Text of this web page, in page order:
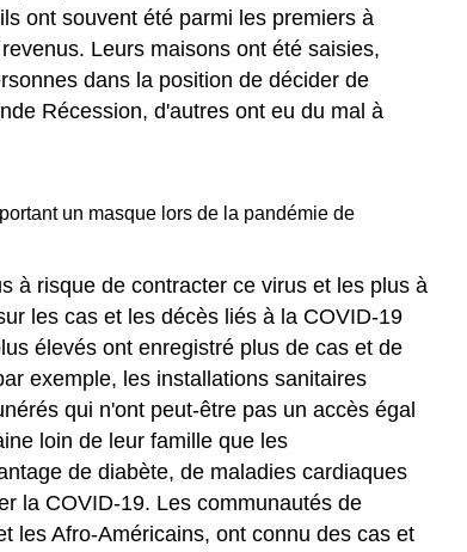
ont souvent été parmi les premiers à
Leurs maisons ont été saisies,
dans la position de décider de
Récession, d'autres ont eu du mal à
un masque lors de la pandémie de
à risque de contracter ce virus et les plus à
les cas et les décès liés à la COVID-19
élevés ont enregistré plus de cas et de
exemple, les installations sanitaires
qui n'ont peut-être pas un accès égal
loin de leur famille que les
de diabète, de maladies cardiaques
la COVID-19. Les communautés de
les Afro-Américains, ont connu des cas et